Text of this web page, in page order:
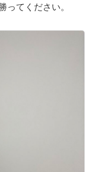
ってください。